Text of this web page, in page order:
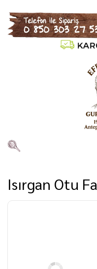
Isırgan Otu